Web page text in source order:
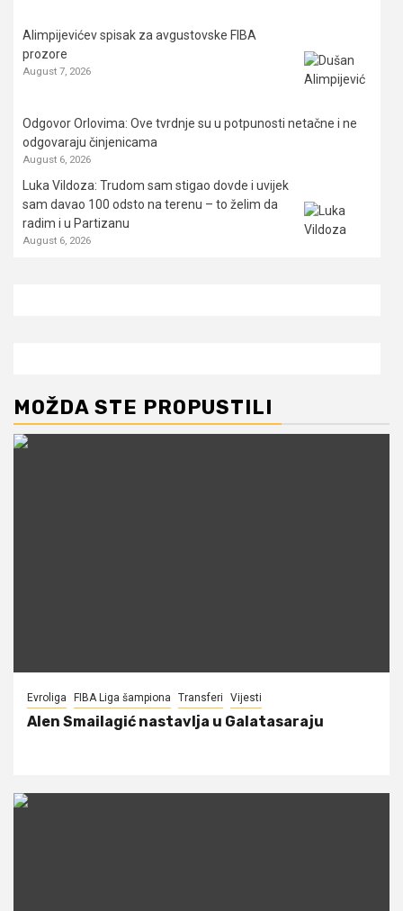
Alimpijevićev spisak za avgustovske FIBA
prozore
August 7, 2026
Odgovor Orlovima: ​Ove tvrdnje su u potpunosti netačne i ne
odgovaraju činjenicama
August 6, 2026
Luka Vildoza: Trudom sam stigao dovde i uvijek
sam davao 100 odsto na terenu – to želim da
radim i u Partizanu
August 6, 2026
MOŽDA STE PROPUSTILI
Evroliga FIBA Liga šampiona Transferi Vijesti
Alen Smailagić nastavlja u Galatasaraju